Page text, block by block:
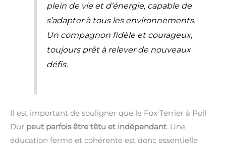
plein de vie et d’énergie, capable de
s’adapter à tous les environnements.
Un compagnon fidèle et courageux,
toujours prêt à relever de nouveaux
défis.
Il est important de souligner que le Fox Terrier à Poil
Dur peut parfois être têtu et indépendant. Une
éducation ferme et cohérente est donc essentielle